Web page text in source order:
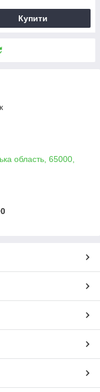
Купити
область, 65000,